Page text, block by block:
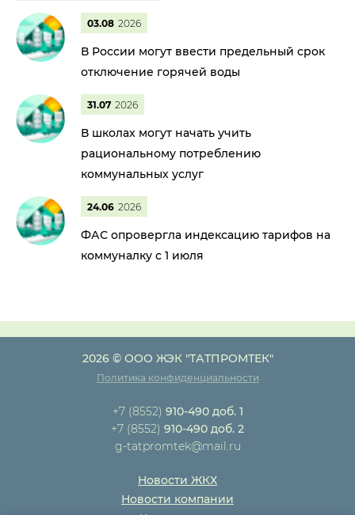
03.08 2026
В России могут ввести предельный срок
отключение горячей воды
31.07 2026
В школах могут начать учить
рациональному потреблению
коммунальных услуг
24.06 2026
ФАС опровергла индексацию тарифов на
коммуналку с 1 июля
2026 © ООО ЖЭК "ТАТПРОМТЕК"
Политика конфиденциальности
+7 (8552) 910-490 доб. 1
+7 (8552) 910-490 доб. 2
g-tatpromtek@mail.ru
Новости ЖКХ
Новости компании